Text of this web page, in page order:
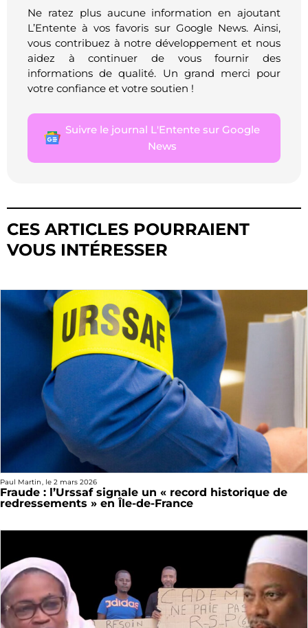
Ne ratez plus aucune information en ajoutant
L’Entente à vos favoris sur Google News. Ainsi,
vous contribuez à notre développement et nous
aidez à continuer de vous fournir des
informations de qualité. Un grand merci pour
votre confiance et votre soutien !
Suivre le journal L'Entente sur Google
News
CES ARTICLES POURRAIENT
VOUS INTÉRESSER
Paul Martin, le 2 mars 2026
Fraude : l’Urssaf signale un « record historique de
redressements » en Île-de-France